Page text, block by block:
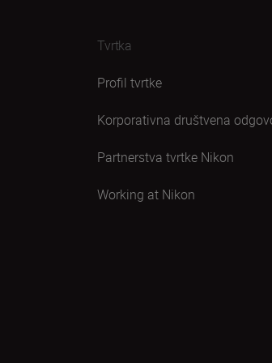
Tvrtka
Profil tvrtke
Korporativna društvena
Partnerstva tvrtke Nikon
Working at Nikon